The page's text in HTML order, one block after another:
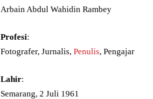
Arbain Abdul Wahidin Rambey
Profesi:
Fotografer, Jurnalis, Penulis, Pengajar
Lahir:
Semarang, 2 Juli 1961